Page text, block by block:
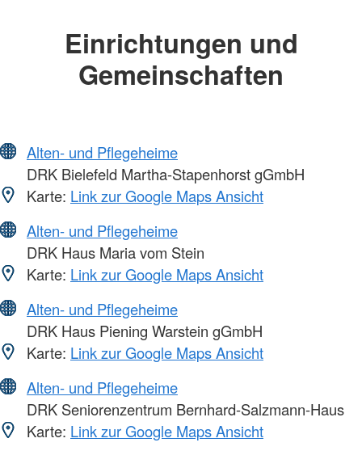
Einrichtungen und
Gemeinschaften
Alten- und Pflegeheime
DRK Bielefeld Martha-Stapenhorst gGmbH
Karte: Link zur Google Maps Ansicht
Alten- und Pflegeheime
DRK Haus Maria vom Stein
Karte: Link zur Google Maps Ansicht
Alten- und Pflegeheime
DRK Haus Piening Warstein gGmbH
Karte: Link zur Google Maps Ansicht
Alten- und Pflegeheime
DRK Seniorenzentrum Bernhard-Salzmann-Haus
Karte: Link zur Google Maps Ansicht